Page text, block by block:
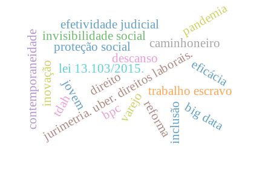
jurimetria. uber. direitos laborais.
caminhoneiro
descanso
lei 13.103/2015.
trabalho escravo
direito
invisibilidade social
contemporaneidade jovem
inovação
varejo
proteção social
reforma
tdah bpc inclusão
efetividade judicial
big data
eficácia
pandemia